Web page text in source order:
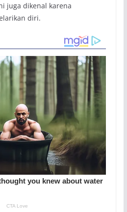
juga dikenal karena
diri.